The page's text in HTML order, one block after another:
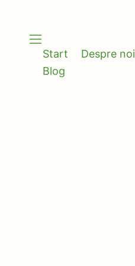
content
Start
Despre noi
Blog